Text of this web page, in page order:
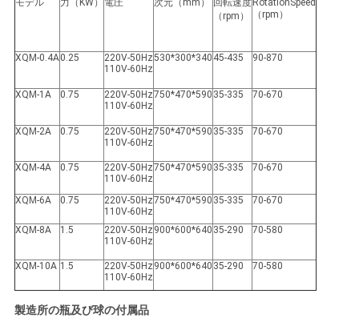
モデル 力（KW） 電圧 次元（mm）
回転速度
（rpm）
RotationSpeed
（rpm）
XQM-0.4A0.25
220V-50Hz
110V-60Hz
530*300*340 45-435 90-870
XQM-1A 0.75
220V-50Hz
110V-60Hz
750*470*590 35-335 70-670
XQM-2A 0.75
220V-50Hz
110V-60Hz
750*470*590 35-335 70-670
XQM-4A 0.75
220V-50Hz
110V-60Hz
750*470*590 35-335 70-670
XQM-6A 0.75
220V-50Hz
110V-60Hz
750*470*590 35-335 70-670
XQM-8A 1.5
220V-50Hz
110V-60Hz
900*600*640 35-290 70-580
XQM-10A 1.5
220V-50Hz
110V-60Hz
900*600*640 35-290 70-580
製造所の瓶及び球の付属品